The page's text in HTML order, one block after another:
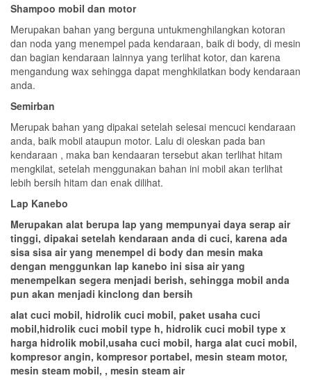
Shampoo mobil dan motor
Merupakan bahan yang berguna untukmenghilangkan kotoran
dan noda yang menempel pada kendaraan, baik di body, di mesin
dan bagian kendaraan lainnya yang terlihat kotor, dan karena
mengandung wax sehingga dapat menghkilatkan body kendaraan
anda.
Semirban
Merupak bahan yang dipakai setelah selesai mencuci kendaraan
anda, baik mobil ataupun motor. Lalu di oleskan pada ban
kendaraan , maka ban kendaaran tersebut akan terlihat hitam
mengkilat, setelah menggunakan bahan ini mobil akan terlihat
lebih bersih hitam dan enak dilihat.
Lap Kanebo
Merupakan alat berupa lap yang mempunyai daya serap air
tinggi, dipakai setelah kendaraan anda di cuci, karena ada
sisa sisa air yang menempel di body dan mesin maka
dengan menggunkan lap kanebo ini sisa air yang
menempelkan segera menjadi berish, sehingga mobil anda
pun akan menjadi kinclong dan bersih
alat cuci mobil, hidrolik cuci mobil, paket usaha cuci
mobil,hidrolik cuci mobil type h, hidrolik cuci mobil type x
harga hidrolik mobil,usaha cuci mobil, harga alat cuci mobil,
kompresor angin, kompresor portabel, mesin steam motor,
mesin steam mobil, , mesin steam air